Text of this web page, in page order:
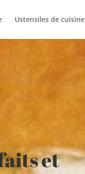
Ustensiles de cuisine
et